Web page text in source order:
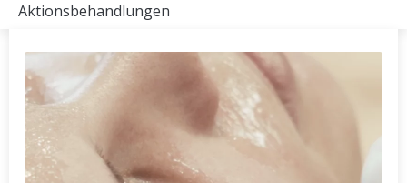
Aktionsbehandlungen